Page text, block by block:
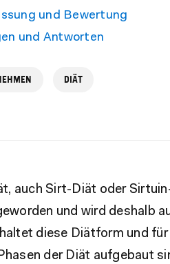
und Bewertung
und Antworten
DIÄT
auch Sirt-Diät oder
und wird deshalb
diese Diätform und
der Diät aufgebaut